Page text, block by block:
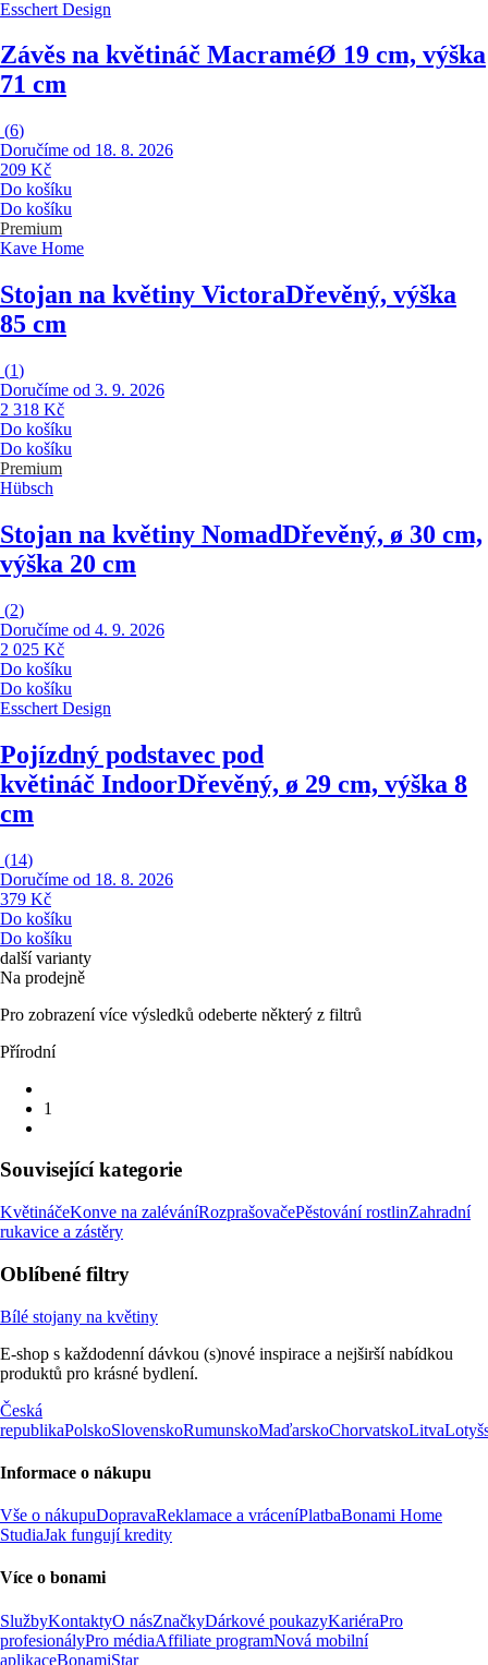
Esschert Design
Závěs na květináč MacraméØ 19 cm, výška
71 cm
(6)
Doručíme od 18. 8. 2026
209 Kč
Do košíku
Do košíku
Premium
Kave Home
Stojan na květiny VictoraDřevěný, výška
85 cm
(1)
Doručíme od 3. 9. 2026
2 318 Kč
Do košíku
Do košíku
Premium
Hübsch
Stojan na květiny NomadDřevěný, ø 30 cm,
výška 20 cm
(2)
Doručíme od 4. 9. 2026
2 025 Kč
Do košíku
Do košíku
Esschert Design
Pojízdný podstavec pod
květináč IndoorDřevěný, ø 29 cm, výška 8
cm
(14)
Doručíme od 18. 8. 2026
379 Kč
Do košíku
Do košíku
další varianty
Na prodejně
Pro zobrazení více výsledků odeberte některý z filtrů
Přírodní
1
Související kategorie
KvětináčeKonve na zaléváníRozprašovačePěstování rostlinZahradní
rukavice a zástěry
Oblíbené filtry
Bílé stojany na květiny
E-shop s každodenní dávkou (s)nové inspirace a nejširší nabídkou
produktů pro krásné bydlení.
Česká
republikaPolskoSlovenskoRumunskoMaďarskoChorvatskoLitva
Informace o nákupu
Vše o nákupuDopravaReklamace a vráceníPlatbaBonami Home
StudiaJak fungují kredity
Více o bonami
SlužbyKontaktyO násZnačkyDárkové poukazyKariéraPro
profesionályPro médiaAffiliate programNová mobilní
aplikaceBonamiStar